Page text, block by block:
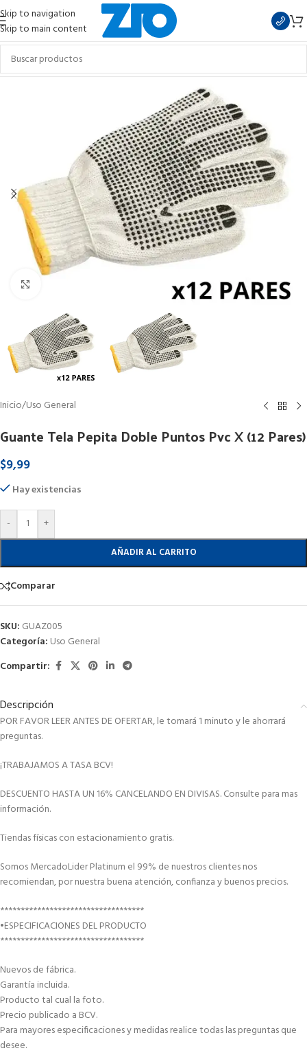
Skip to navigation
Skip to main content
Inicio/Uso General
Guante Tela Pepita Doble Puntos Pvc X (12 Pares)
$9,99
Hay existencias
- +
AÑADIR AL CARRITO
Comparar
SKU: GUAZ005
Categoría: Uso General
Compartir:
Descripción
POR FAVOR LEER ANTES DE OFERTAR, le tomará 1 minuto y le ahorrará
preguntas.
¡TRABAJAMOS A TASA BCV!
DESCUENTO HASTA UN 16% CANCELANDO EN DIVISAS. Consulte para mas
información.
Tiendas físicas con estacionamiento gratis.
Somos MercadoLider Platinum el 99% de nuestros clientes nos
recomiendan, por nuestra buena atención, confianza y buenos precios.
***********************************
•ESPECIFICACIONES DEL PRODUCTO
***********************************
Nuevos de fábrica.
Garantía incluida.
Producto tal cual la foto.
Precio publicado a BCV.
Para mayores especificaciones y medidas realice todas las preguntas que
desee.